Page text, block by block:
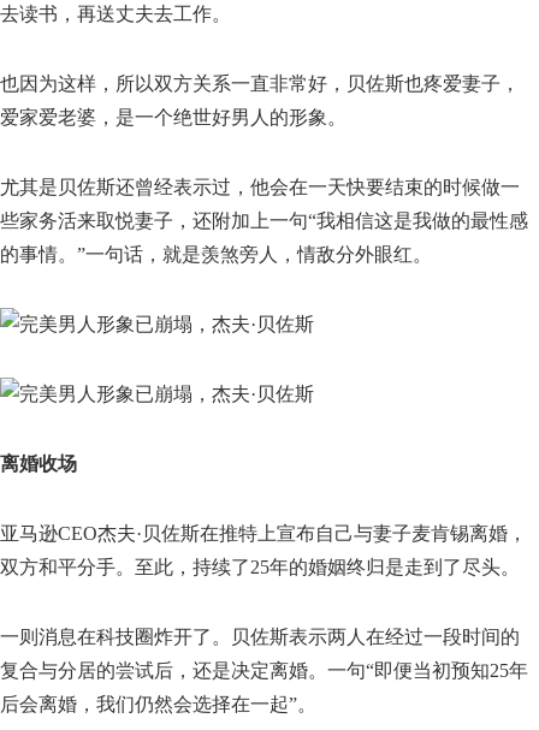
去读书，再送丈夫去工作。
也因为这样，所以双方关系一直非常好，贝佐斯也疼爱妻子，
爱家爱老婆，是一个绝世好男人的形象。
尤其是贝佐斯还曾经表示过，他会在一天快要结束的时候做一
些家务活来取悦妻子，还附加上一句“我相信这是我做的最性感
的事情。”一句话，就是羡煞旁人，情敌分外眼红。
离婚收场
亚马逊CEO杰夫·贝佐斯在推特上宣布自己与妻子麦肯锡离婚，
双方和平分手。至此，持续了25年的婚姻终归是走到了尽头。
一则消息在科技圈炸开了。贝佐斯表示两人在经过一段时间的
复合与分居的尝试后，还是决定离婚。一句“即便当初预知25年
后会离婚，我们仍然会选择在一起”。